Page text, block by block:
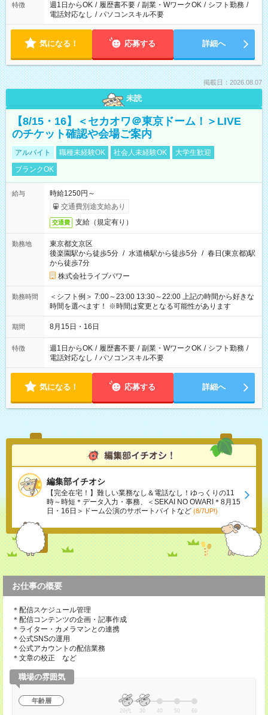
特徴 週1日からOK / 履歴書不要 / 副業・WワークOK / シフト勤務 /
電話対応なし / パソコンスキル不要
気になる！ 応募する 詳細へ
掲載日：2026.08.07
未読
【8/15・16】＜セカオワ＠東京ドーム！＞LIVE
のチケット確認や会場ご案内
アルバイト 職種未経験OK 社会人未経験OK
大学生歓迎
ブランクOK
給与
時給1250円～
交通費別途支給あり
交通費 支給（規定有り）
勤務地
東京都文京区
後楽園駅から徒歩5分 / 水道橋駅から徒歩5分 / 春日(東京都)駅
から徒歩7分
株式会社ライブパワー
勤務時間
＜シフト例＞ 7:00～23:00 13:30～22:00 上記の時間から好きな
時間を選べます！ ※時間は変更となる可能性があります
期間 8月15日・16日
特徴 週1日からOK / 履歴書不要 / 副業・WワークOK / シフト勤務 /
電話対応なし / パソコンスキル不要
気になる！ 応募する 詳細へ
編集部イチオシ
【完全在宅！】難しい業務なし＆電話なし！ゆっくりの11
時～時短＊データ入力・事務、＜SEKAI NO OWARI＊8月15
日・16日＞ドーム公演のサポートバイトなど (8/7UP!)
お仕事の概要
＊配信スケジュール管理
＊配信コンテンツの企画・記事作成
＊ライター・カメラマンとの連携
＊公式SNSの運用
＊公式アカウントの配信業務
＊文章の校正 など
職場の雰囲気
年齢層
20代 30 40 50 60